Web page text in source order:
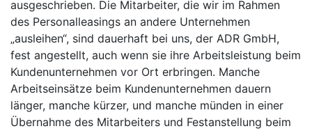
ausgeschrieben. Die Mitarbeiter, die wir im Rahmen
des Personalleasings an andere Unternehmen
„ausleihen“, sind dauerhaft bei uns, der ADR GmbH,
fest angestellt, auch wenn sie ihre Arbeitsleistung beim
Kundenunternehmen vor Ort erbringen. Manche
Arbeitseinsätze beim Kundenunternehmen dauern
länger, manche kürzer, und manche münden in einer
Übernahme des Mitarbeiters und Festanstellung beim